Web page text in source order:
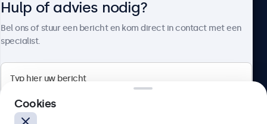
Hulp of advies nodig?
Bel ons of stuur een bericht en kom direct in contact met een
specialist.
Cookies